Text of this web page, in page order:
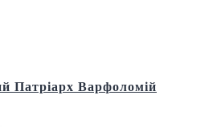
Патріарх Варфоломій